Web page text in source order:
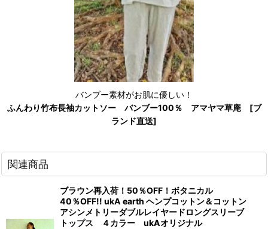
バンブー素材がお肌に優しい！
ふんわり竹布長袖カットソー バンブー100％ アマヤマ草庵 [ブ
ランド直送]
関連商品
ブラウン再入荷！50％OFF！ボタニカル
40％OFF!! ukA earth ヘンプコットン＆コットン
アシンメトリーダブルレイヤードロングスリーブ
トップス ４カラー ukAオリジナル